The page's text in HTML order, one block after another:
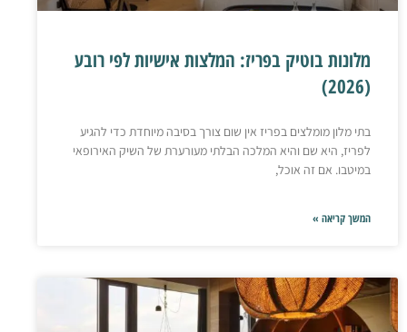
מלונות בוטיק בפריז: המלצות אישיות לפי רובע
(2026)
בתי מלון מומלצים בפריז אין שום צורך בסיבה מיוחדת כדי להגיע
לפריז, היא שם והיא המלכה הבלתי מעורערת של השיק האירופאי
במיטבו. אם זה אוכל,
המשך קריאה »